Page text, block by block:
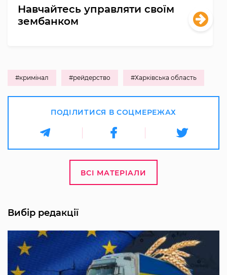
Навчайтесь управляти своїм
зембанком
#кримінал #рейдерство #Харківська область
ПОДІЛИТИСЯ В СОЦМЕРЕЖАХ
ВСІ МАТЕРІАЛИ
Вибір редакції